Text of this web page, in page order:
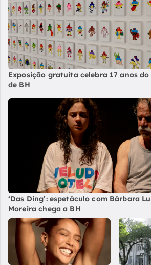
Exposição gratuita celebra 17 anos do
de BH
‘Das Ding’: espetáculo com Bárbara
Moreira chega a BH